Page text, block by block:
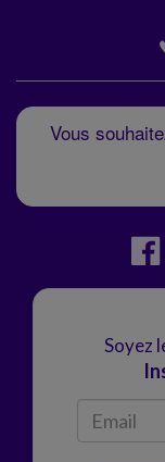
Vous
Soyez